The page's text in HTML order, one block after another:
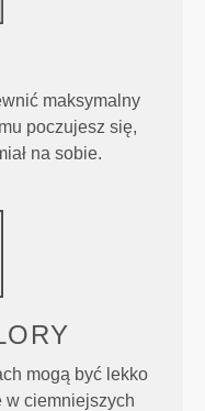
maksymalny
poczujesz się,
na sobie.
mogą być lekko
w ciemniejszych